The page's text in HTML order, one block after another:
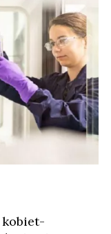
kobiet-